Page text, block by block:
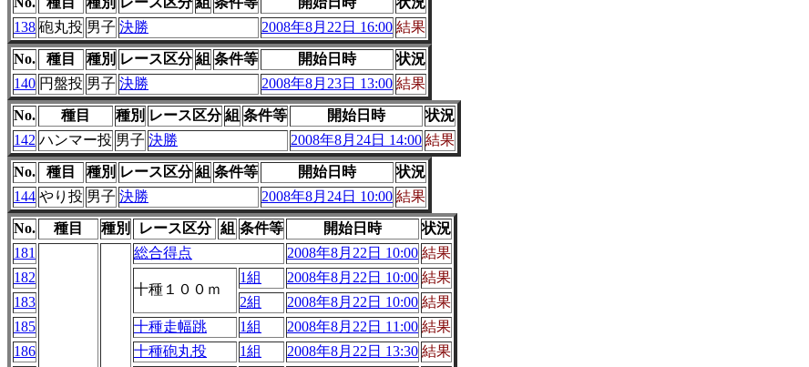
138 砲丸投 男子 決勝 2008年8月22日 16:00 結果
No. 種目 種別 レース区分 組 条件等 開始日時
状況
140 円盤投 男子 決勝 2008年8月23日 13:00 結果
No. 種目 種別 レース区分 組 条件等 開始日時
状況
142 ハンマー投 男子 決勝 2008年8月24日 14:00 結果
No. 種目 種別 レース区分 組 条件等 開始日時
状況
144 やり投 男子 決勝 2008年8月24日 10:00 結果
No. 種目 種別 レース区分 組 条件等 開始日時
状況
181
総合得点 2008年8月22日 10:00 結果
182
十種１００ｍ
1組 2008年8月22日 10:00 結果
183
2組 2008年8月22日 10:00 結果
185
十種走幅跳 1組 2008年8月22日 11:00 結果
186
十種砲丸投 1組 2008年8月22日 13:30 結果